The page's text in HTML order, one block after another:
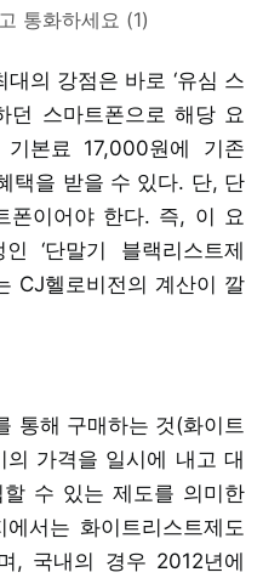
통화하세요 (1)
의 강점은 바로 ‘유심 스
던 스마트폰으로 해당 요
본료 17,000원에 기존
택을 받을 수 있다. 단, 단
폰이어야 한다. 즉, 이 요
‘단말기 블랙리스트제
CJ헬로비전의 계산이 깔
통해 구매하는 것(화이트
의 가격을 일시에 내고 대
수 있는 제도를 의미한
서는 화이트리스트제도
, 국내의 경우 2012년에